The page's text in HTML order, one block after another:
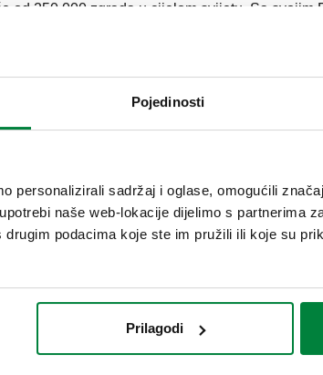
Pojedinosti
personalizirali sadržaj i oglase, omogućili
naše web-lokacije dijelimo s partnerima
podacima koje ste im pružili ili koje su
Prilagodi
od 250.000 zgrada u cijelom svijetu. Sa
1.200 interoperabilnih proizvoda.
A41-51 C42-52, Pad. 7.